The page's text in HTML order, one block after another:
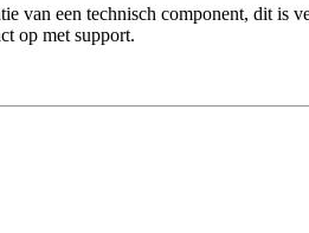
van een technisch component, dit
op met support.